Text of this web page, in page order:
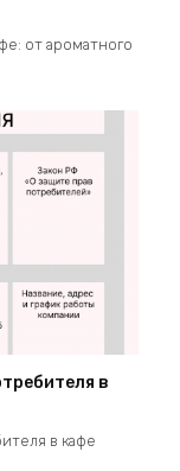
от ароматного
в
в кафе